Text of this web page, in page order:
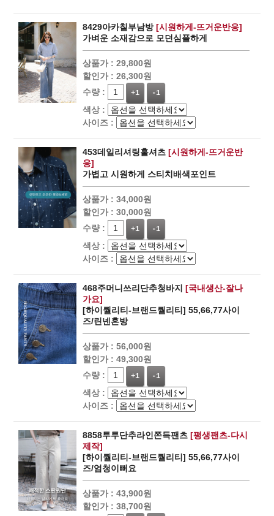
8429아카칠부남방[시원하게-뜨거운반응]
가벼운 소재감으로 모던심플하게
상품가 : 29,800원
할인가 : 26,300원
수량 :
+1 -1
색상 :
사이즈 :
453데일리셔링훌셔츠 [시원하게-뜨거운반
응]
가볍고 시원하게 스티치배색포인트
상품가 : 34,000원
할인가 : 30,000원
수량 :
+1 -1
색상 :
사이즈 :
468주머니쓰리단추청바지 [국내생산-잘나
가요]
[하이퀄리티-브랜드퀄리티] 55,66,77사이
즈/린넨혼방
상품가 : 56,000원
할인가 : 49,300원
수량 :
+1 -1
색상 :
사이즈 :
8858투투단추라인쫀득팬츠 [평생팬츠-다시
제작]
[하이퀄리티-브랜드퀄리티] 55,66,77사이
즈/엄청이뻐요
상품가 : 43,900원
할인가 : 38,700원